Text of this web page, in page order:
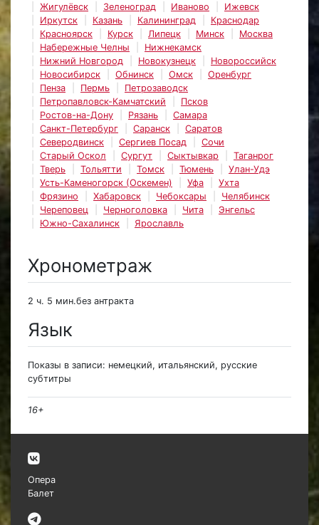
Жигулёвск
Зеленоград Иваново
Ижевск
Иркутск
Казань Калининград
Краснодар
Красноярск
Курск Липецк Минск
Москва
Набережные Челны
Нижнекамск
Нижний Новгород
Новокузнецк
Новороссийск
Новосибирск
Обнинск Омск
Оренбург
Пенза
Пермь
Петрозаводск
Петропавловск-Камчатский
Псков
Ростов-на-Дону
Рязань
Самара
Санкт-Петербург
Саранск
Саратов
Северодвинск
Сергиев Посад
Сочи
Старый Оскол
Сургут Сыктывкар
Таганрог
Тверь
Тольятти Томск Тюмень
Улан-Удэ
Усть-Каменогорск (Оскемен)
Уфа
Ухта
Фрязино
Хабаровск Чебоксары
Челябинск
Череповец
Черноголовка Чита
Энгельс
Южно-Сахалинск
Ярославль
Хронометраж
2 ч. 5 мин.без антракта
Язык
Показы в записи: немецкий, итальянский, русские
субтитры
16+
Опера
Балет